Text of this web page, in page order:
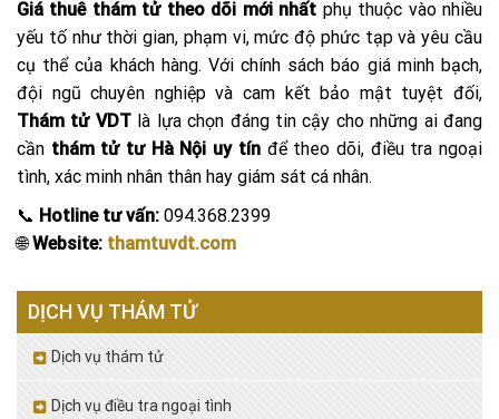
Giá thuê thám tử theo dõi mới nhất phụ thuộc vào nhiều
yếu tố như thời gian, phạm vi, mức độ phức tạp và yêu cầu
cụ thể của khách hàng. Với chính sách báo giá minh bạch,
đội ngũ chuyên nghiệp và cam kết bảo mật tuyệt đối,
Thám tử VDTlà lựa chọn đáng tin cậy cho những ai đang
cần thám tử tư Hà Nội uy tínđể theo dõi, điều tra ngoại
tình, xác minh nhân thân hay giám sát cá nhân.
📞 Hotline tư vấn: 094.368.2399
🌐Website: thamtuvdt.com
DỊCH VỤ THÁM TỬ
Dịch vụ thám tử
Dịch vụ điều tra ngoại tình